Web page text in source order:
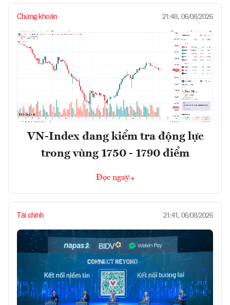
Chứng khoán 21:48, 06/08/2026
VN-Index đang kiểm tra động lực
trong vùng 1750 - 1790 điểm
Đọc ngay
Tài chính 21:41, 06/08/2026